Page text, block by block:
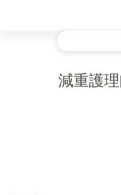
減重護